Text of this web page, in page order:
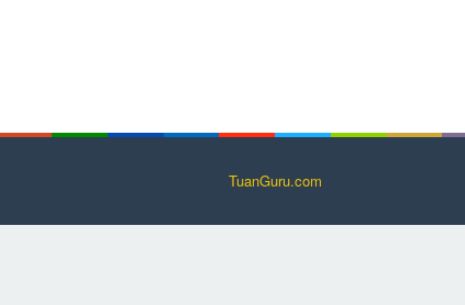
TuanGuru.com